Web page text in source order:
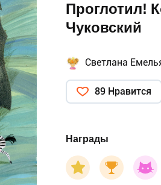
Проглотил!
Чуковский
Светлана
89 Нравится
Награды